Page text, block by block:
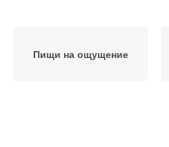
Пищи на ощущение